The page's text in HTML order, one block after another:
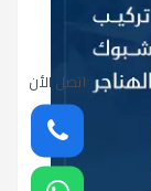
اتصل الأن